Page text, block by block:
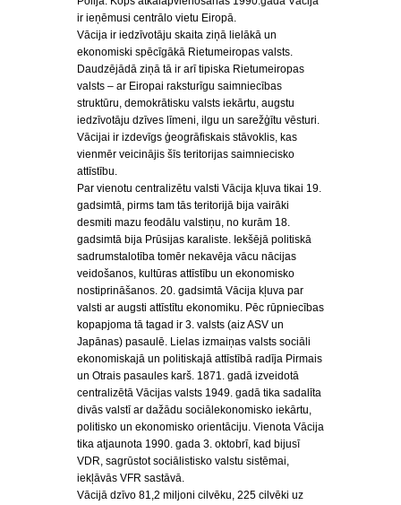
ir ieņēmusi centrālo vietu Eiropā.
Vācija ir iedzīvotāju skaita ziņā lielākā un
ekonomiski spēcīgākā Rietumeiropas valsts.
Daudzējādā ziņā tā ir arī tipiska Rietumeiropas
valsts – ar Eiropai raksturīgu saimniecības
struktūru, demokrātisku valsts iekārtu, augstu
iedzīvotāju dzīves līmeni, ilgu un sarežģītu vēsturi.
Vācijai ir izdevīgs ģeogrāfiskais stāvoklis, kas
vienmēr veicinājis šīs teritorijas saimniecisko
attīstību.
Par vienotu centralizētu valsti Vācija kļuva tikai 19.
gadsimtā, pirms tam tās teritorijā bija vairāki
desmiti mazu feodālu valstiņu, no kurām 18.
gadsimtā bija Prūsijas karaliste. Iekšējā politiskā
sadrumstalotība tomēr nekavēja vācu nācijas
veidošanos, kultūras attīstību un ekonomisko
nostiprināšanos. 20. gadsimtā Vācija kļuva par
valsti ar augsti attīstītu ekonomiku. Pēc rūpniecības
kopapjoma tā tagad ir 3. valsts (aiz ASV un
Japānas) pasaulē. Lielas izmaiņas valsts sociāli
ekonomiskajā un politiskajā attīstībā radīja Pirmais
un Otrais pasaules karš. 1871. gadā izveidotā
centralizētā Vācijas valsts 1949. gadā tika sadalīta
divās valstī ar dažādu sociālekonomisko iekārtu,
politisko un ekonomisko orientāciju. Vienota Vācija
tika atjaunota 1990. gada 3. oktobrī, kad bijusī
VDR, sagrūstot sociālistisko valstu sistēmai,
iekļāvās VFR sastāvā.
Vācijā dzīvo 81,2 miljoni cilvēku, 225 cilvēki uz